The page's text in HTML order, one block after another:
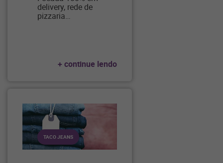
delivery, rede de
pizzaria…
+ continue lendo
TACO JEANS